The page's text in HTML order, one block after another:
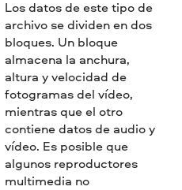
Los datos de este tipo de
archivo se dividen en dos
bloques. Un bloque
almacena la anchura,
altura y velocidad de
fotogramas del vídeo,
mientras que el otro
contiene datos de audio y
vídeo. Es posible que
algunos reproductores
multimedia no